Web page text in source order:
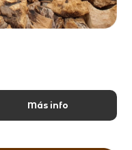
Más info